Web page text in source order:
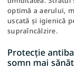
optimă a aerului,
uscată și igienică
supraîncălzire.
Protecție
somn mai